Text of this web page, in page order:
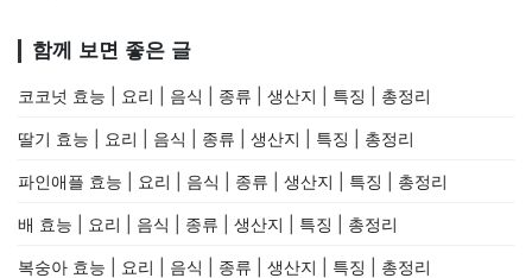
함께 보면 좋은 글
코코넛 효능 | 요리 | 음식 | 종류 | 생산지 | 특징 | 총정리
딸기 효능 | 요리 | 음식 | 종류 | 생산지 | 특징 | 총정리
파인애플 효능 | 요리 | 음식 | 종류 | 생산지 | 특징 | 총정리
배 효능 | 요리 | 음식 | 종류 | 생산지 | 특징 | 총정리
복숭아 효능 | 요리 | 음식 | 종류 | 생산지 | 특징 | 총정리